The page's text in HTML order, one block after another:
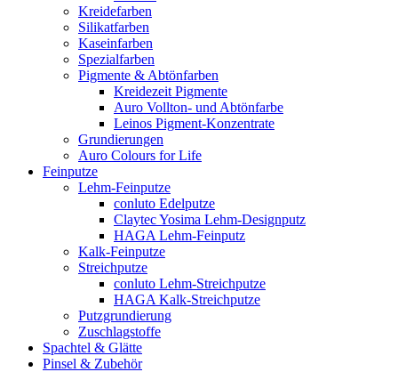
Kreidefarben
Silikatfarben
Kaseinfarben
Spezialfarben
Pigmente & Abtönfarben
Kreidezeit Pigmente
Auro Vollton- und Abtönfarbe
Leinos Pigment-Konzentrate
Grundierungen
Auro Colours for Life
Feinputze
Lehm-Feinputze
conluto Edelputze
Claytec Yosima Lehm-Designputz
HAGA Lehm-Feinputz
Kalk-Feinputze
Streichputze
conluto Lehm-Streichputze
HAGA Kalk-Streichputze
Putzgrundierung
Zuschlagstoffe
Spachtel & Glätte
Pinsel & Zubehör